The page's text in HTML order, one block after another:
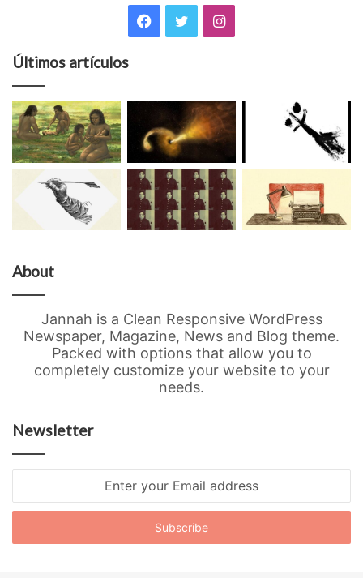
Facebook
TwitterInstagram
Últimos artículos
About
Jannah is a Clean Responsive WordPress
Newspaper, Magazine, News and Blog theme.
Packed with options that allow you to
completely customize your website to your
needs.
Newsletter
Email